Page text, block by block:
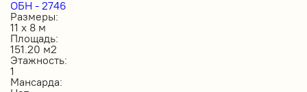
ОБН - 2746
Размеры:
11 х 8 м
Площадь:
151.20 м2
Этажность:
1
Мансарда: